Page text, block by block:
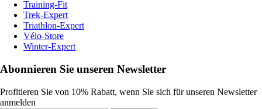
Training-Fit
Trek-Expert
Triathlon-Expert
Vélo-Store
Winter-Expert
Abonnieren Sie unseren Newsletter
Profitieren Sie von 10% Rabatt, wenn Sie sich für unseren Newsletter
anmelden